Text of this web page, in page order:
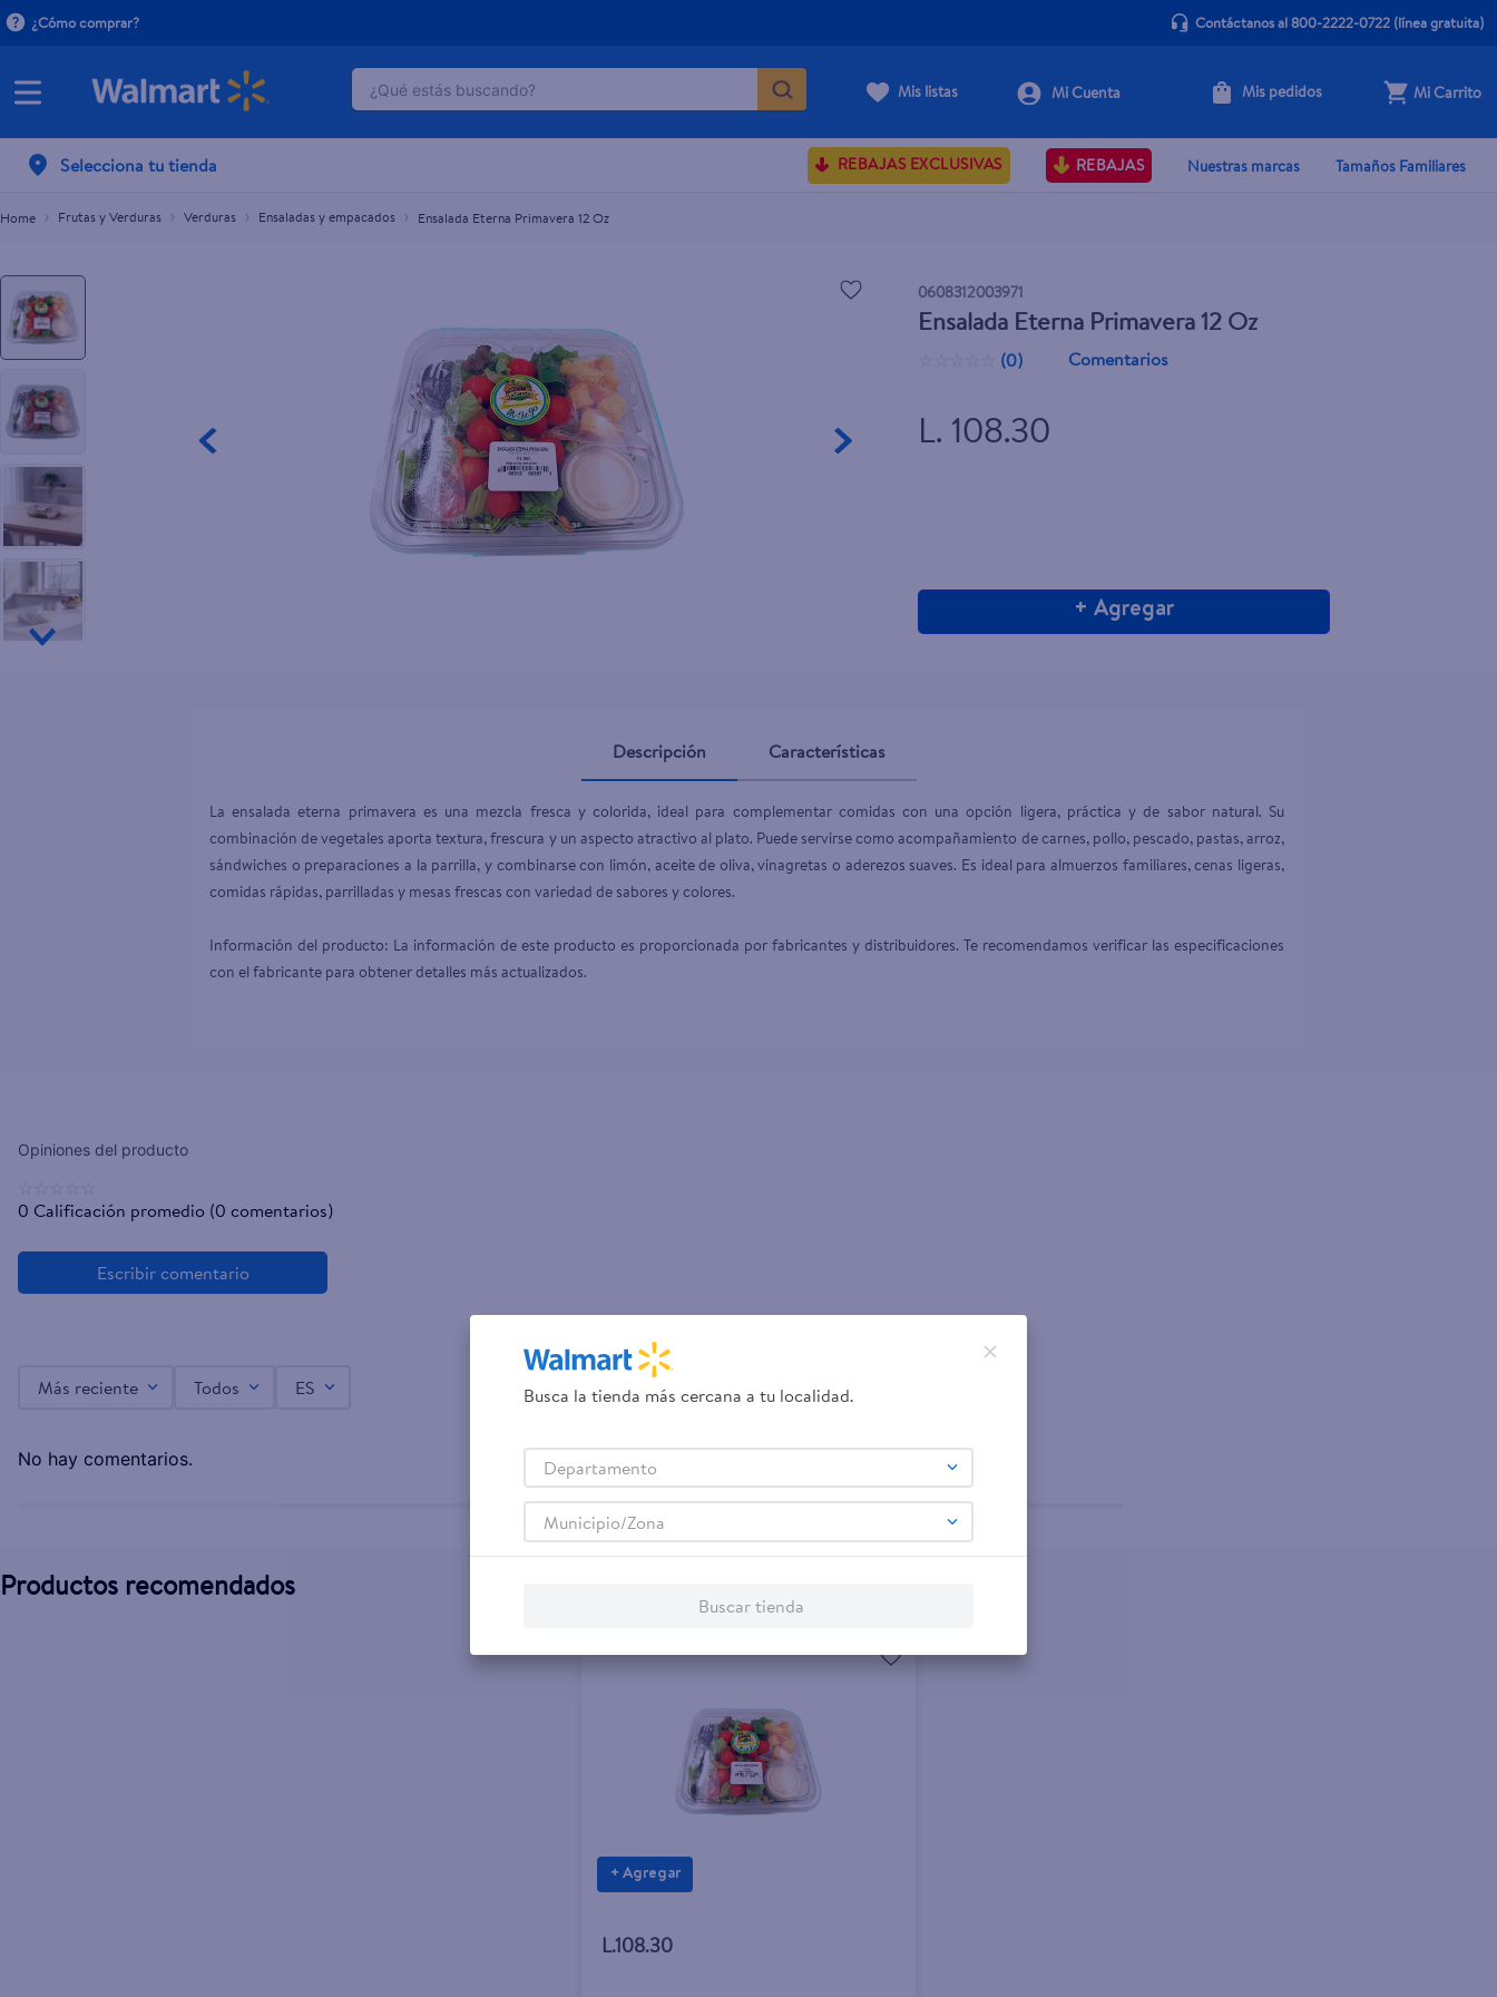
¿Cómo comprar? Contáctanos al 800-2222-0722(línea gratuita)
¿Qué estás buscando?
Mis listas Mis pedidos Mi Carrito
Selecciona tu tienda REBAJAS EXCLUSIVAS REBAJAS Nuestras marcas Tamaños Familiares
Frutas y Verduras Verduras Ensaladas y empacados Ensalada Eterna Primavera 12 Oz
0608312003971
Ensalada Eterna Primavera 12 Oz
(0) Comentarios
L. 108.30
+ Agregar
Ensalada Eterna Primavera 12 Oz
L.108.30 + Agregar
Descripción Características
La ensalada eterna primavera es una mezcla fresca y colorida, ideal para complementar comidas con una opción ligera, práctica y de sabor natural. Su
combinación de vegetales aporta textura, frescura y un aspecto atractivo al plato. Puede servirse como acompañamiento de carnes, pollo, pescado, pastas, arroz,
sándwiches o preparaciones a la parrilla, y combinarse con limón, aceite de oliva, vinagretas o aderezos suaves. Es ideal para almuerzos familiares, cenas ligeras,
comidas rápidas, parrilladas y mesas frescas con variedad de sabores y colores.
Información del producto: La información de este producto es proporcionada por fabricantes y distribuidores. Te recomendamos verificar las especificaciones
con el fabricante para obtener detalles más actualizados.
0 Calificación promedio (0 comentarios)
Más reciente Todos ES
No hay comentarios.
Productos recomendados
+ Agregar
L.108.30
Busca la tienda más cercana a tu localidad.
Departamento
Municipio/Zona
Buscar tienda
TÉRMINOS MÁS BUSCADOS
2
herbal essences
serums corporales dove
gillette venus
7.
dove
8.
goodyear
9.
pañales
10. aceite